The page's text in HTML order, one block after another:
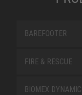
BAREFOOTER
FIRE & RESCUE
BIOMEX